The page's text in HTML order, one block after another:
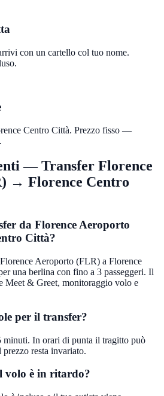
con un cartello col tuo nome.
Centro Città. Prezzo fisso —
— Transfer Florence
→ Florence Centro
da Florence Aeroporto
Città?
Aeroporto (FLR) a Florence
una berlina con fino a 3 passeggeri. Il
Meet & Greet, monitoraggio volo e
per il transfer?
In orari di punta il tragitto può
resta invariato.
volo è in ritardo?